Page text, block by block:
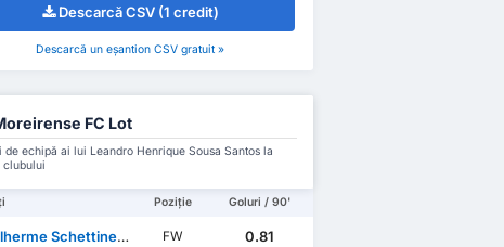
Descarcă CSV (1 credit)
Descarcă un eșantion CSV gratuit »
FC Lot
de echipă ai lui Leandro Henrique Sousa Santos la
Poziție Goluri / 90'
Schettine Guimarães FW
0.81